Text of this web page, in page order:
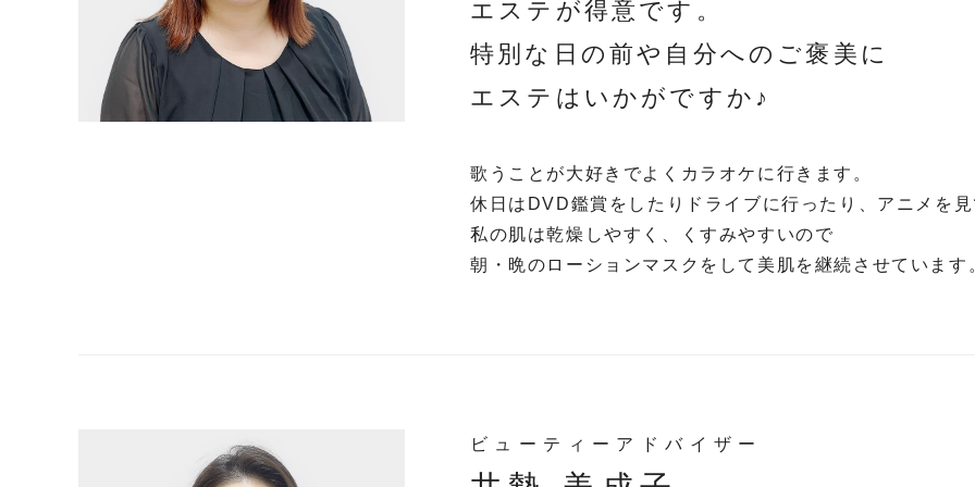
エステが得意です。
特別な日の前や自分へのご褒美に
エステはいかがですか♪
歌うことが大好きでよくカラオケに行きます。
休日はDVD鑑賞をしたりドライブに行ったり、アニメを見
私の肌は乾燥しやすく、くすみやすいので
朝・晩のローションマスクをして美肌を継続させています
ビューティーアドバイザー